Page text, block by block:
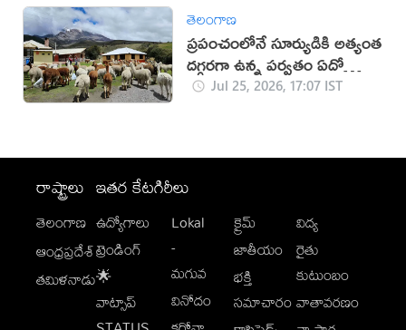
తెలంగాణ
ప్రపంచంలోనే సూర్యుడికి అత్యంత
దగ్గరగా ఉన్న పర్వతం ఏదో
తెలుసా?
Jul 25, 2026, 17:07 IST
రాష్ట్రాలు
తెలంగాణ
ఆంధ్రప్రదేశ్
తమిళనాడు
ఇతర కేటగిరీలు
ఉద్యోగాలు
ట్రెండింగ్
🌟
వాట్సాప్
Lokal
-
మగువ
వినోదం
క్రైమ్
జాతీయం
భక్తి
సమాచారం
విద్య
రైతు
కుటుంబం
వాతావరణం